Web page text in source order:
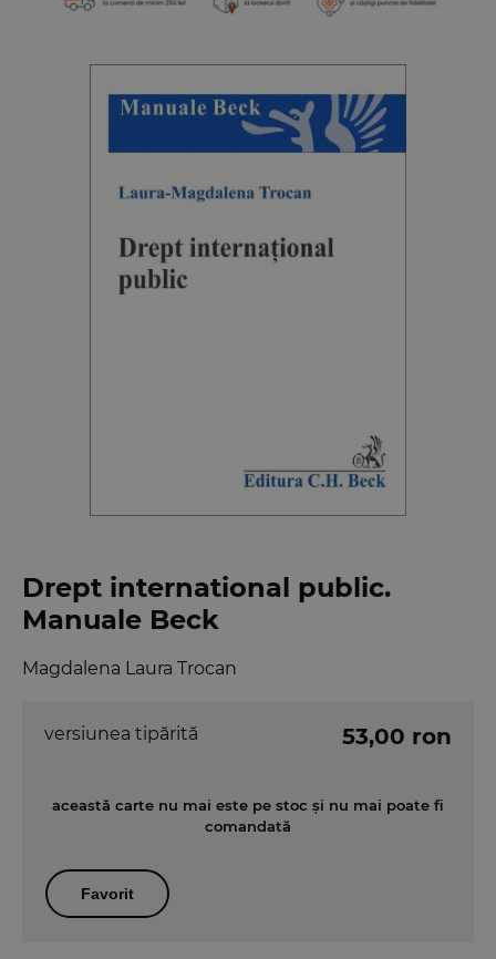
Drept international public.
Manuale Beck
Magdalena Laura Trocan
versiunea tipărită 53,00 ron
această carte nu mai este pe stoc și nu mai poate fi
comandată
Favorit